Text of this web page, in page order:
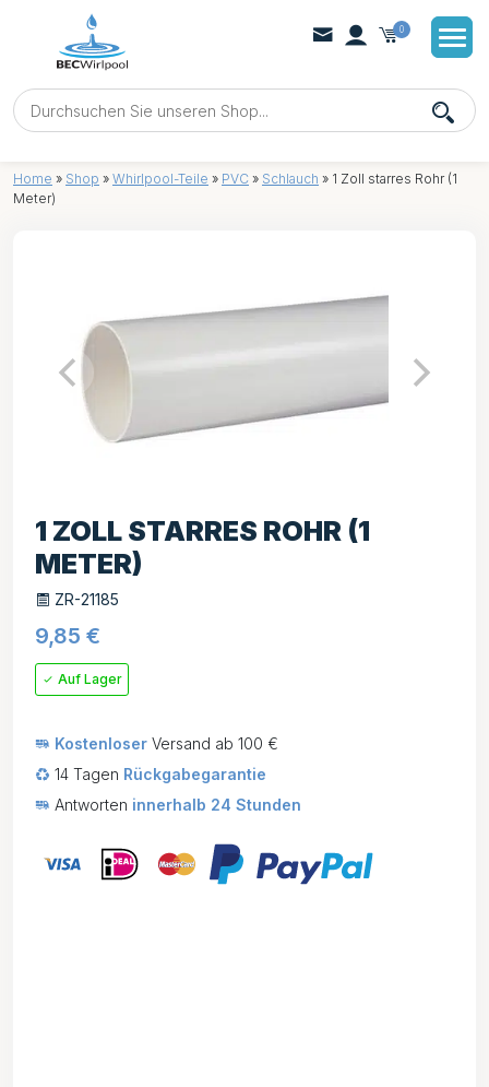
0
Home » Shop » Whirlpool-Teile » PVC » Schlauch » 1 Zoll starres Rohr (1
Meter)
1 ZOLL STARRES ROHR (1
METER)
ZR-21185
9,85 €
Auf Lager
Kostenloser Versand ab 100 €
14 Tagen Rückgabegarantie
Antworten innerhalb 24 Stunden